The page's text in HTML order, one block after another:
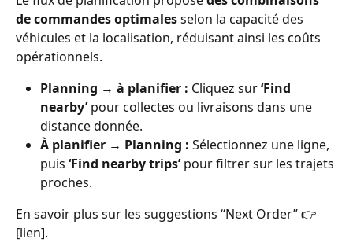
de commandes optimales selon la capacité des
véhicules et la localisation, réduisant ainsi les coûts
opérationnels.
Planning → à planifier : Cliquez sur ‘Find
nearby’ pour collectes ou livraisons dans une
distance donnée.
À planifier → Planning : Sélectionnez une ligne,
puis ‘Find nearby trips’ pour filtrer sur les trajets
proches.
En savoir plus sur les suggestions “Next Order” 👉
[lien].